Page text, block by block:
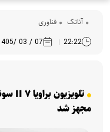
آناتک فناوری
22:22
07 / 03 /1405
مجهز شد